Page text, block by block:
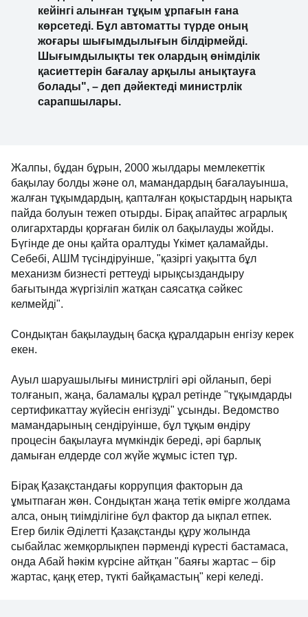
кейінгі алынған тұқым ұрпағын ғана
көрсетеді. Бұл автоматты түрде оның
жоғары шығымдылығын білдірмейді.
Шығымдылықты тек олардың өнімділік
қасиеттерін бағалау арқылы анықтауға
болады", – деп дәйектеді министрлік
сарапшылары.
Жалпы, бұдан бұрын, 2000 жылдары мемлекеттік
бақылау болды және ол, мамандардың бағалауынша,
жалған тұқымдардың, қапталған қоқыстардың нарықта
пайда болуын тежеп отырды. Бірақ апайтөс аграрлық
олигархтарды қорғаған билік ол бақылауды жойды.
Бүгінде де оны қайта оралтуды Үкімет қаламайды.
Себебі, АШМ түсіндіруінше, "қазіргі уақытта бұл
механизм бизнесті реттеуді ырықсыздандыру
бағытында жүргізіліп жатқан саясатқа сәйкес
келмейді".
Сондықтан бақылаудың басқа құралдарын енгізу керек
екен.
Ауыл шаруашылығы министрлігі әрі ойланып, бері
толғанып, жаңа, баламалы құрал ретінде "тұқымдарды
сертификаттау жүйесін енгізуді" ұсынды. Ведомство
мамандарының сендіруінше, бұл тұқым өндіру
процесін бақылауға мүмкіндік береді, әрі барлық
дамыған елдерде сол жүйе жұмыс істеп тұр.
Бірақ Қазақстандағы коррупция факторын да
ұмытпаған жөн. Сондықтан жаңа тетік өмірге жолдама
алса, оның тиімділігіне бұл фактор да ықпал етпек.
Егер билік Әділетті Қазақстанды құру жолында
сыбайлас жемқорлықпен пәрменді күресті бастамаса,
онда Абай һәкім күрсіне айтқан "баяғы жартас – бір
жартас, қаңқ етер, түкті байқамастың" кері келеді.